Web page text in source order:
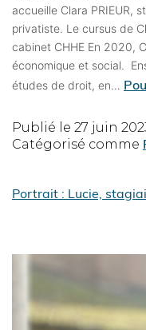
accueille Clara PRIEUR,
privatiste. Le cursus de
cabinet CHHE En 2020,
économique et social.
études de droit, en…
Publié le 27 juin
Catégorisé comme
Portrait : Lucie,